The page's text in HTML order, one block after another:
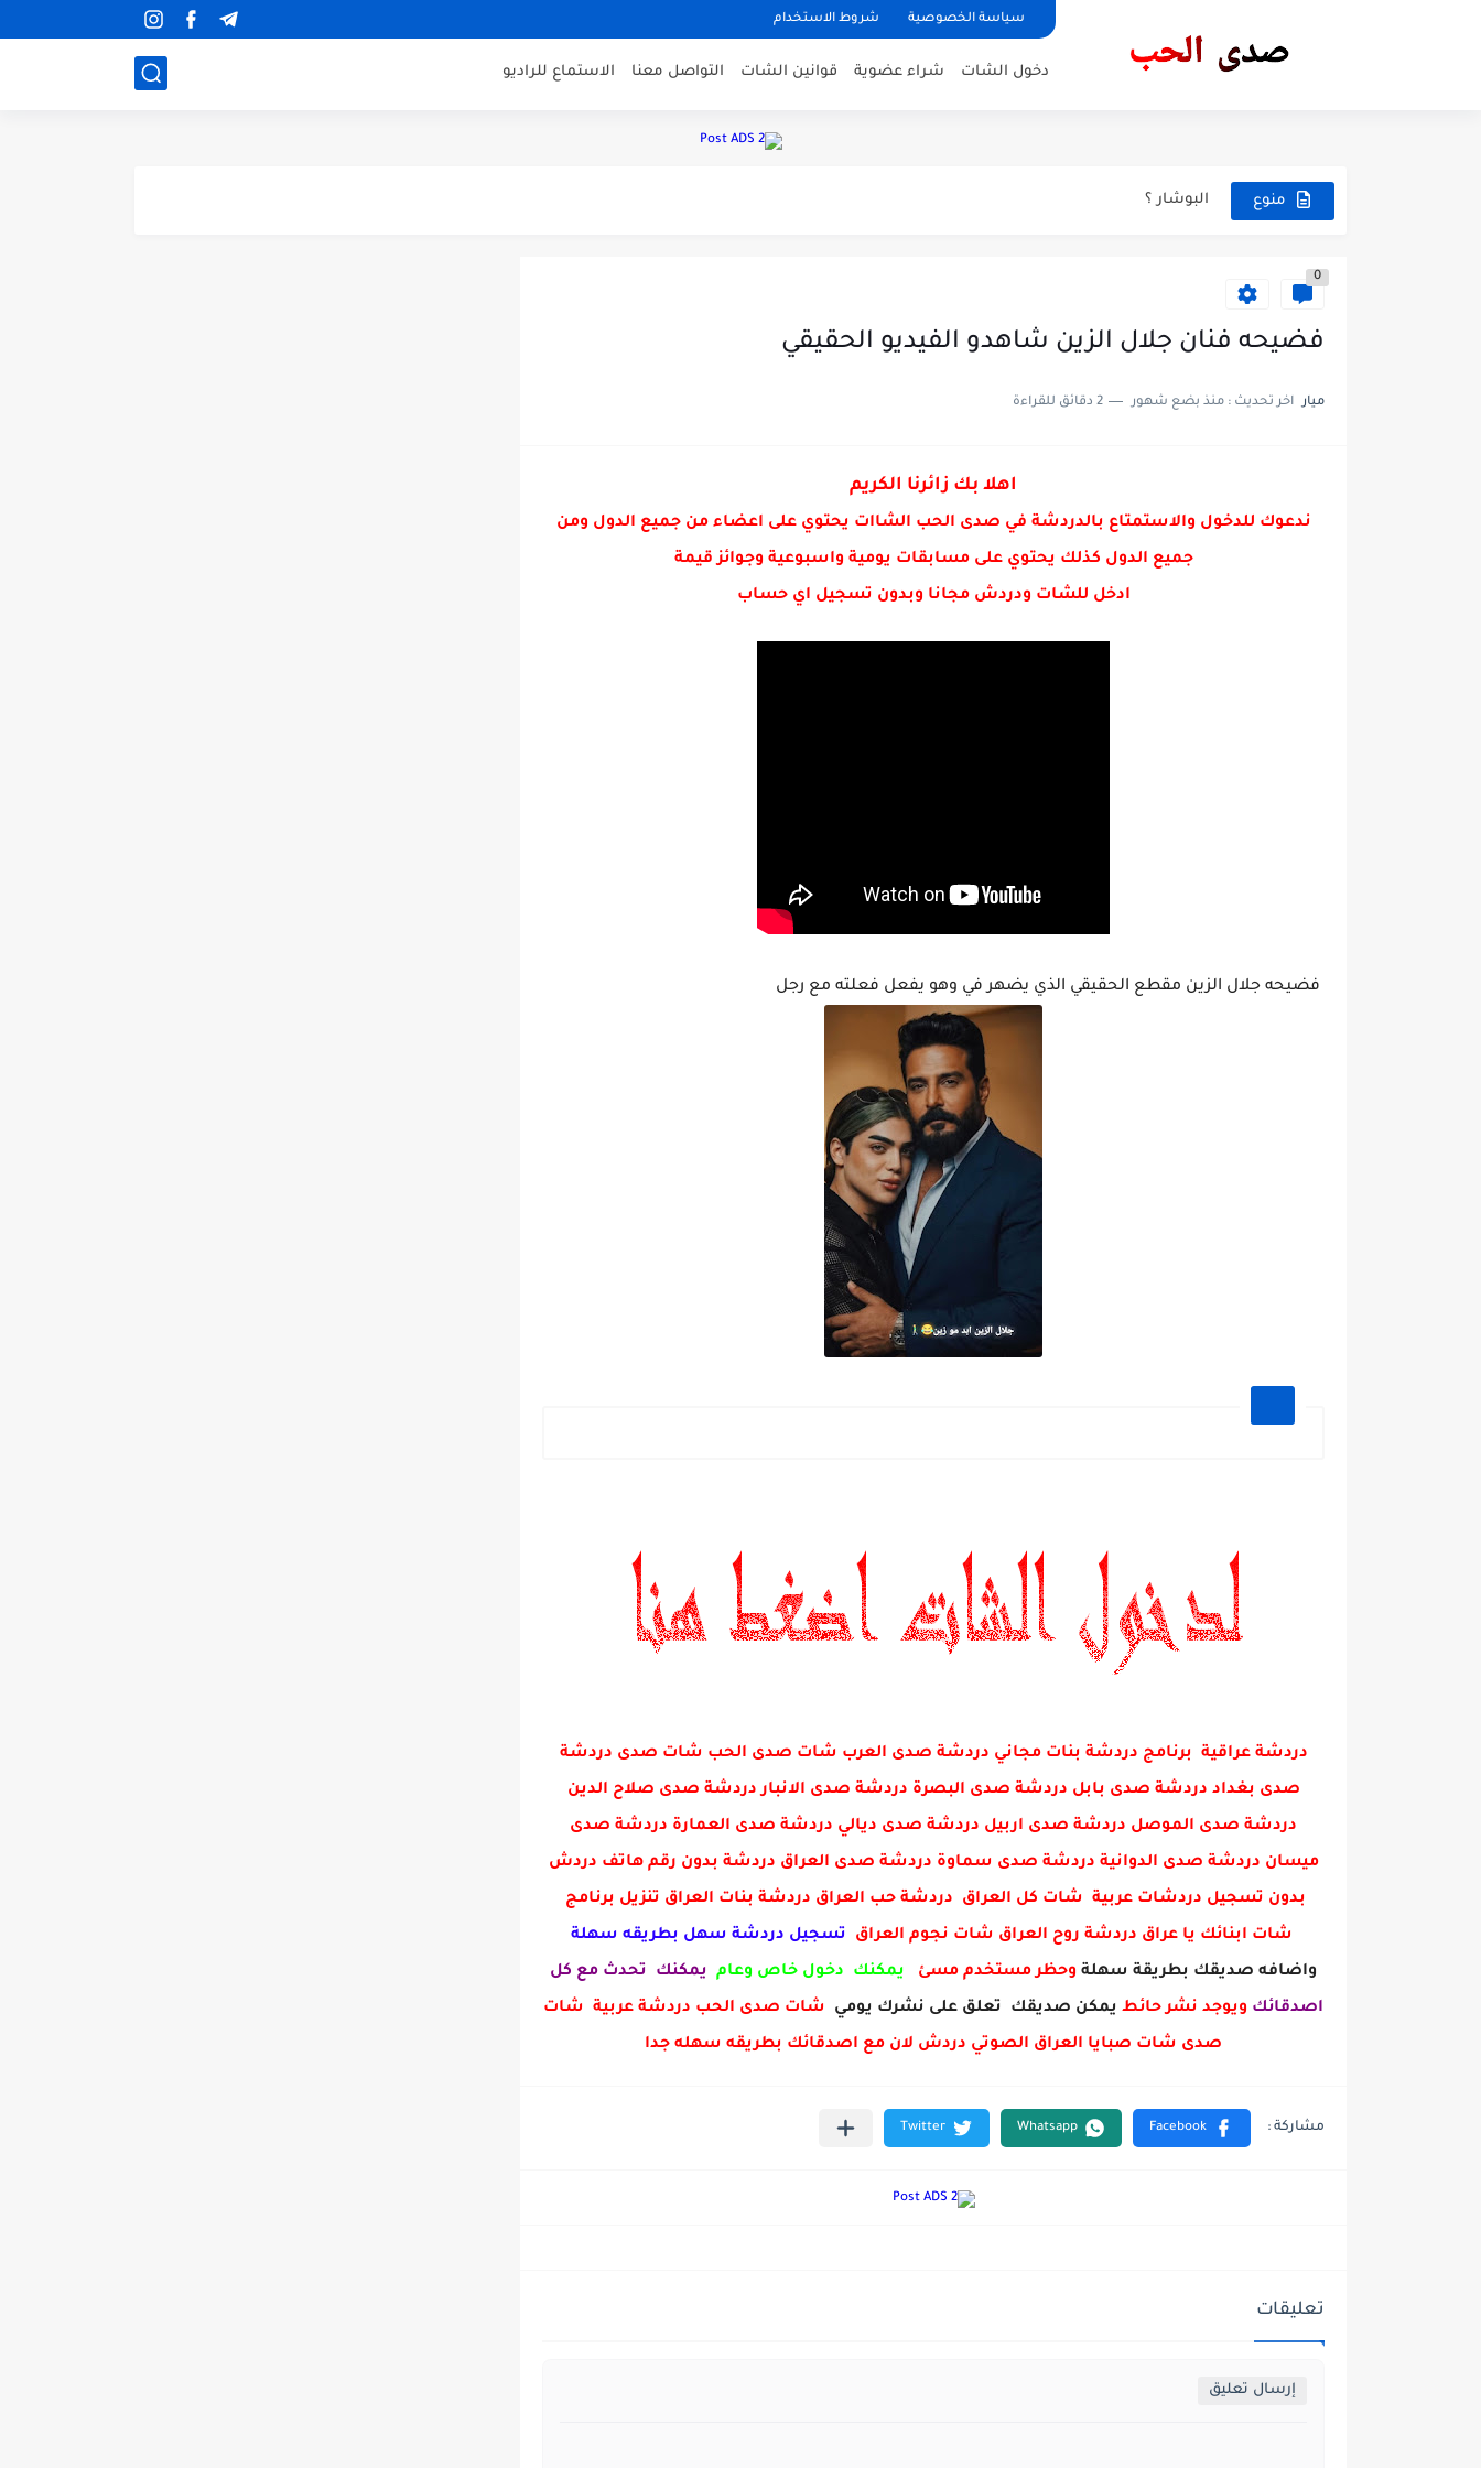
سياسة الخصوصية شروط الاستخدام
دخول الشات شراء عضوية قوانين الشات التواصل معنا الاستماع للراديو
منوع
خبر عاجل نتائج السادس اعدادي
البوشار ؟
0
فضيحه فنان جلال الزين شاهدو الفيديو الحقيقي
ميار اخر تحديث : منذ بضع شهور 2 دقائق للقراءة
اهلا بك زائرنا الكريم
ندعوك للدخول والاستمتاع بالدردشة في صدى الحب الشاات يحتوي على اعضاء من جميع الدول ومن
جميع الدول كذلك يحتوي على مسابقات يومية واسبوعية وجوائز قيمة
ادخل للشات ودردش مجانا وبدون تسجيل اي حساب
فضيحه جلال الزين مقطع الحقيقي الذي يضهر في وهو يفعل فعلته مع رجل
دردشة عراقية برنامج دردشة بنات مجاني دردشة صدى العرب شات صدى الحب شات صدى دردشة
صدى بغداد دردشة صدى بابل دردشة صدى البصرة دردشة صدى الانبار دردشة صدى صلاح الدين
دردشة صدى الموصل دردشة صدى اربيل دردشة صدى ديالي دردشة صدى العمارة دردشة صدى
ميسان دردشة صدى الدوانية دردشة صدى سماوة دردشة صدى العراق دردشة بدون رقم هاتف دردش
بدون تسجيل دردشات عربية شات كل العراق دردشة حب العراق دردشة بنات العراق تنزيل برنامج
شات ابنائك يا عراق دردشة روح العراق شات نجوم العراق تسجيل دردشة سهل بطريقه سهلة
واضافه صديقك بطريقة سهلة وحظر مستخدم مسئ يمكنك دخول خاص وعام يمكنك تحدث مع كل
اصدقائك ويوجد نشر حائط يمكن صديقك تعلق على نشرك يومي شات صدى الحب دردشة عربية شات
صدى شات صبايا العراق الصوتي دردش لان مع اصدقائك بطريقه سهله جدا
تعليقات
إرسال تعليق